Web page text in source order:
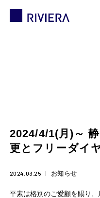
2024/4/1(月)～
更とフリーダイ
2024.03.25 お知らせ
平素は格別のご愛顧を賜り、